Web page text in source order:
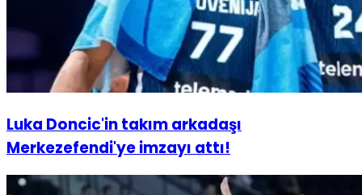
Luka Doncic'in takım arkadaşı
Merkezefendi'ye imzayı attı!